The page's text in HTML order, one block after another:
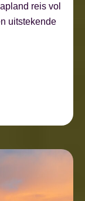
reis vol
uitstekende